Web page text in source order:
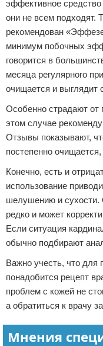
эффективное
они не всем подходят.
рекомендован
минимум побочных
говорится в
месяца регулярного
очищается и выглядит
Особенно страдают от
этом случае
Отзывы показывают,
постепенно очищается,
Конечно, есть и
использование
шелушению и сухости.
редко и может
Если ситуация
обычно подбирают
Важно учесть, что для
понадобится рецепт
проблем с кожей не
а обратиться к врачу
Мнения